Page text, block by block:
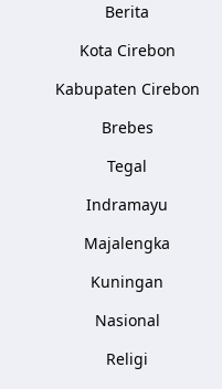
Berita
Kota Cirebon
Kabupaten Cirebon
Brebes
Tegal
Indramayu
Majalengka
Kuningan
Nasional
Religi